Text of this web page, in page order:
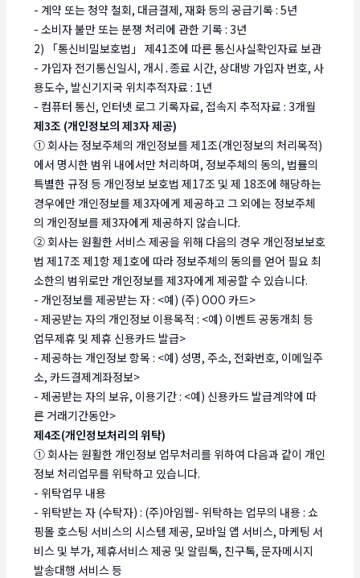
- 계약 또는 청약 철회, 대금결제, 재화 등의 공급기록 : 5년
- 소비자 불만 또는 분쟁 처리에 관한 기록 : 3년
2) 「통신비밀보호법」 제41조에 따른 통신사실확인자료 보관
- 가입자 전기통신일시, 개시․종료 시간, 상대방 가입자 번호, 사
용도수, 발신기지국 위치추적자료 : 1년
- 컴퓨터 통신, 인터넷 로그 기록자료, 접속지 추적자료 : 3개월
제3조 (개인정보의 제3자 제공)
① 회사는 정보주체의 개인정보를 제1조(개인정보의 처리목적)
에서 명시한 범위 내에서만 처리하며, 정보주체의 동의, 법률의
특별한 규정 등 개인정보 보호법 제17조 및 제 18조에 해당하는
경우에만 개인정보를 제3자에게 제공하고 그 외에는 정보주체
의 개인정보를 제3자에게 제공하지 않습니다.
② 회사는 원활한 서비스 제공을 위해 다음의 경우 개인정보보호
법 제17조 제1항 제1호에 따라 정보주체의 동의를 얻어 필요 최
소한의 범위로만 개인정보를 제3자에게 제공할 수 있습니다.
- 개인정보를 제공받는 자 : <예) (주) OOO 카드>
- 제공받는 자의 개인정보 이용목적 : <예) 이벤트 공동개최 등
업무제휴 및 제휴 신용카드 발급>
- 제공하는 개인정보 항목 : <예) 성명, 주소, 전화번호, 이메일주
소, 카드결제계좌정보>
- 제공받는 자의 보유, 이용기간 : <예) 신용카드 발급계약에 따
른 거래기간동안>
제4조(개인정보처리의 위탁)
① 회사는 원활한 개인정보 업무처리를 위하여 다음과 같이 개인
정보 처리업무를 위탁하고 있습니다.
- 위탁업무 내용
- 위탁받는 자 (수탁자) : (주)아임웹- 위탁하는 업무의 내용 : 쇼
핑몰 호스팅 서비스의 시스템 제공, 모바일 앱 서비스, 마케팅 서
비스 및 부가, 제휴서비스 제공 및 알림톡, 친구톡, 문자메시지
발송대행 서비스 등